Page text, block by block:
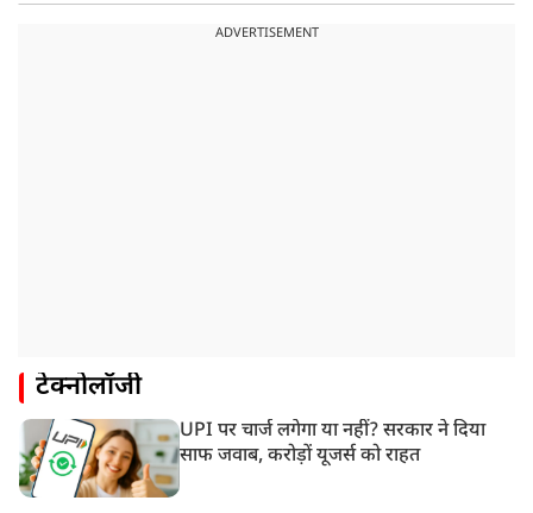
ADVERTISEMENT
टेक्नोलॉजी
UPI पर चार्ज लगेगा या नहीं? सरकार ने दिया
साफ जवाब, करोड़ों यूजर्स को राहत